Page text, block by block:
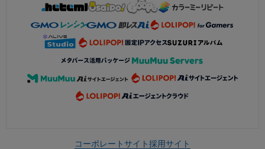
コーポレートサイト採用サイト